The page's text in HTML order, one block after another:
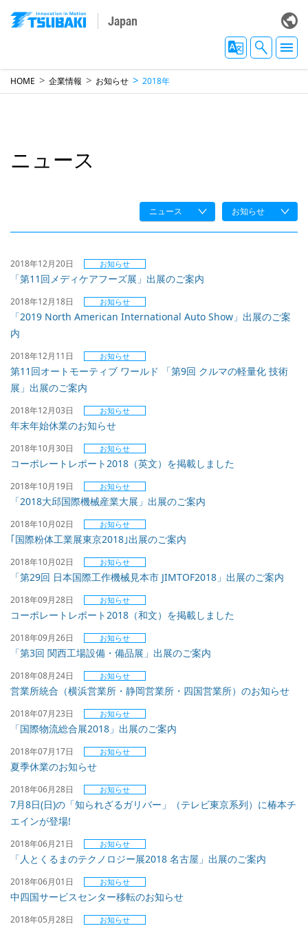
Japan
HOME 企業情報 お知らせ 2018年
ニュース
ニュース お知らせ
2018年12月20日 お知らせ
「第11回メディケアフーズ展」出展のご案内
2018年12月18日 お知らせ
「2019 North American International Auto Show」出展のご案
内
2018年12月11日 お知らせ
第11回オートモーティブ ワールド 「第9回 クルマの軽量化 技術
展」出展のご案内
2018年12月03日 お知らせ
年末年始休業のお知らせ
2018年10月30日 お知らせ
コーポレートレポート2018（英文）を掲載しました
2018年10月19日 お知らせ
「2018大邱国際機械産業大展」出展のご案内
2018年10月02日 お知らせ
｢国際粉体工業展東京2018｣出展のご案内
2018年10月02日 お知らせ
「第29回 日本国際工作機械見本市 JIMTOF2018」出展のご案内
2018年09月28日 お知らせ
コーポレートレポート2018（和文）を掲載しました
2018年09月26日 お知らせ
「第3回 関西工場設備・備品展」出展のご案内
2018年08月24日 お知らせ
営業所統合（横浜営業所・静岡営業所・四国営業所）のお知らせ
2018年07月23日 お知らせ
「国際物流総合展2018」出展のご案内
2018年07月17日 お知らせ
夏季休業のお知らせ
2018年06月28日 お知らせ
7月8日(日)の「知られざるガリバー」（テレビ東京系列）に椿本チ
エインが登場!
2018年06月21日 お知らせ
「人とくるまのテクノロジー展2018 名古屋」出展のご案内
2018年06月01日 お知らせ
中四国サービスセンター移転のお知らせ
2018年05月28日 お知らせ